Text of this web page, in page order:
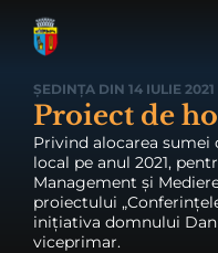
ȘEDINȚA DIN 14 IULIE 2021
Proiect de
Privind alocarea sumei
local pe anul 2021,
Management și
proiectului
inițiativa domnului Dan
viceprimar.